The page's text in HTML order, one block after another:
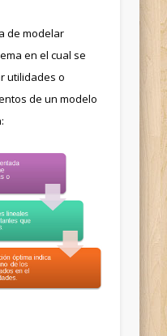
de modelar
en el cual se
utilidades o
de un modelo